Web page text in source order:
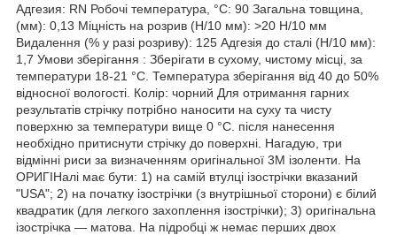
Адгезия: RN Робочі температура, °C: 90 Загальна товщина,
(мм): 0,13 Міцність на розрив (Н/10 мм): >20 Н/10 мм
Видалення (% у разі розриву): 125 Адгезія до сталі (Н/10 мм):
1,7 Умови зберігання : Зберігати в сухому, чистому місці, за
температури 18-21 °C. Температура зберігання від 40 до 50%
відносної вологості. Колір: чорний Для отримання гарних
результатів стрічку потрібно наносити на суху та чисту
поверхню за температури вище 0 °C. після нанесення
необхідно притиснути стрічку до поверхні. Нагадую, три
відмінні риси за визначенням оригінальної 3М ізоленти. На
ОРИГІНалі має бути: 1) на самій втулці ізострічки вказаний
"USA"; 2) на початку ізострічки (з внутрішньої сторони) є білий
квадратик (для легкого захоплення ізострічки); 3) оригінальна
ізострічка — матова. На підробці ж немає перших двох